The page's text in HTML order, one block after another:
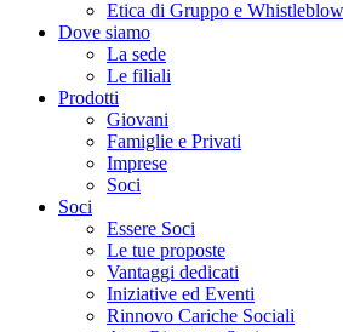
Etica di Gruppo e
Dove siamo
La sede
Le filiali
Prodotti
Giovani
Famiglie e Privati
Imprese
Soci
Soci
Essere Soci
Le tue proposte
Vantaggi dedicati
Iniziative ed Eventi
Rinnovo Cariche Sociali